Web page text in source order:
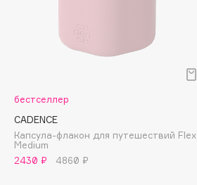
Banderas
Basicare
Batiste
Beauty Bomb
бестселлер
CADENCE
Капсула-флакон для путешествий Flex
Medium
2430 ₽
4860 ₽